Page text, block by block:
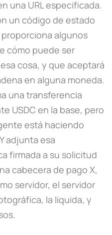
una URL especificada.
un código de estado
algunos
cómo puede ser
cosa, y que aceptará
en alguna moneda.
una transferencia
USDC en la base, pero
está haciendo
adjunta esa
firmada a su solicitud
cabecera de pago X,
servidor, el servidor
la liquida, y